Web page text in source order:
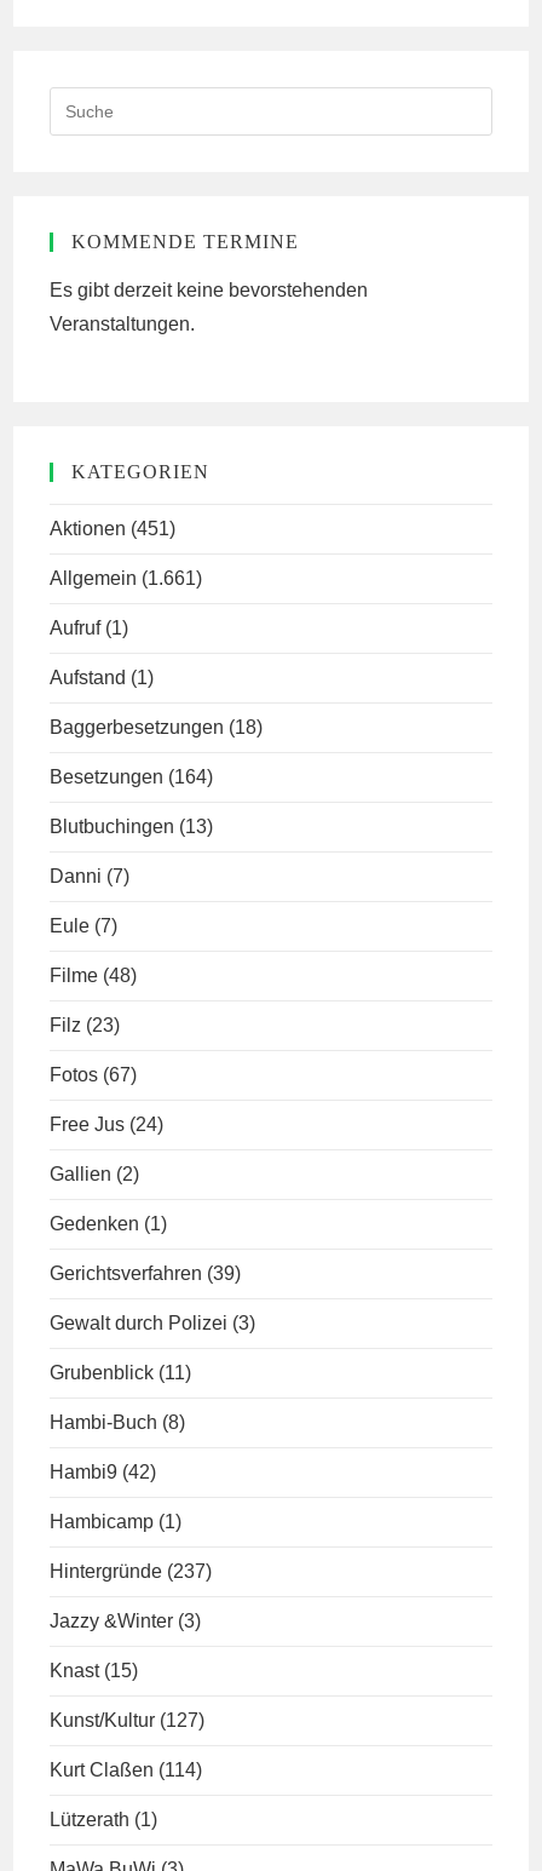
this
KOMMENDE TERMINE
Es gibt derzeit keine bevorstehenden
Veranstaltungen.
KATEGORIEN
Aktionen (451)
Allgemein (1.661)
Aufruf (1)
Aufstand (1)
Baggerbesetzungen (18)
Besetzungen (164)
Blutbuchingen (13)
Danni (7)
Eule (7)
Filme (48)
Filz (23)
Fotos (67)
Free Jus (24)
Gallien (2)
Gedenken (1)
Gerichtsverfahren (39)
Gewalt durch Polizei (3)
Grubenblick (11)
Hambi-Buch (8)
Hambi9 (42)
Hambicamp (1)
Hintergründe (237)
Jazzy &Winter (3)
Knast (15)
Kunst/Kultur (127)
Kurt Claßen (114)
Lützerath (1)